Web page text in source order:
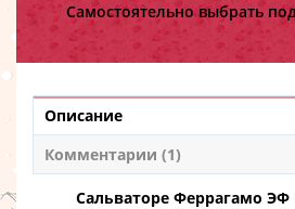
Самостоятельно выбрать
Описание
Комментарии (1)
Сальваторе Феррагамо